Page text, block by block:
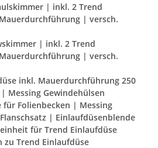
| inkl. 2 Trend
| versch.
| inkl. 2 Trend
| versch.
inkl. Mauerdurchführung 250
Messing Gewindehülsen
für Folienbecken | Messing
| Einlaufdüsenblende
für Trend Einlaufdüse
zu Trend Einlaufdüse